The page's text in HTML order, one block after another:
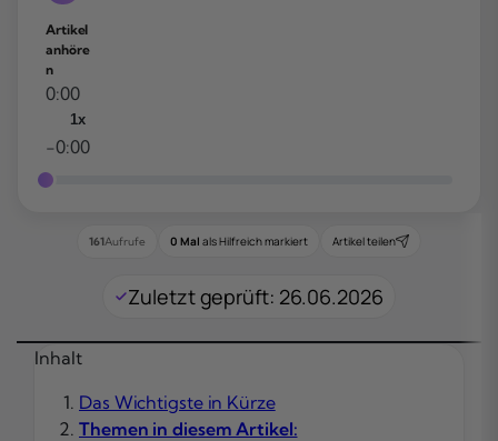
Artikel
anhöre
n
0:00
1x
-0:00
161Aufrufe 0 Mal als Hilfreich markiert Artikel teilen
Zuletzt geprüft: 26.06.2026
Inhalt
Das Wichtigste in Kürze
Themen in diesem Artikel: